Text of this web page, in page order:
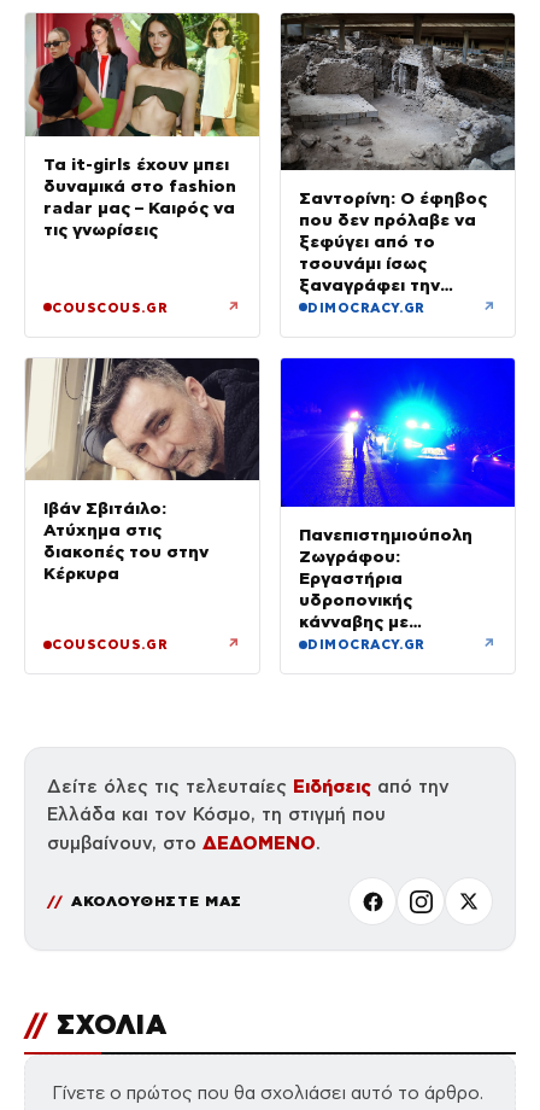
Τα it-girls έχουν μπει
δυναμικά στο fashion
radar μας – Καιρός να
τις γνωρίσεις
COUSCOUS.GR ↗
Σαντορίνη: Ο έφηβος
που δεν πρόλαβε να
ξεφύγει από το
τσουνάμι ίσως
ξαναγράφει την
ιστορία της μινωικής
DIMOCRACY.GR ↗
Ιβάν Σβιτάιλο:
Ατύχημα στις
διακοπές του στην
Κέρκυρα
COUSCOUS.GR ↗
Πανεπιστημιούπολη
Ζωγράφου:
Εργαστήρια
υδροπονικής
κάνναβης με
προσδοκώμενο
DIMOCRACY.GR ↗
Δείτε όλες τις τελευταίες Ειδήσεις από την
Ελλάδα και τον Κόσμο, τη στιγμή που
συμβαίνουν, στο ΔΕΔΟΜΕΝΟ.
ΑΚΟΛΟΥΘΗΣΤΕ ΜΑΣ
// ΣΧΟΛΙΑ
Γίνετε ο πρώτος που θα σχολιάσει αυτό το άρθρο.